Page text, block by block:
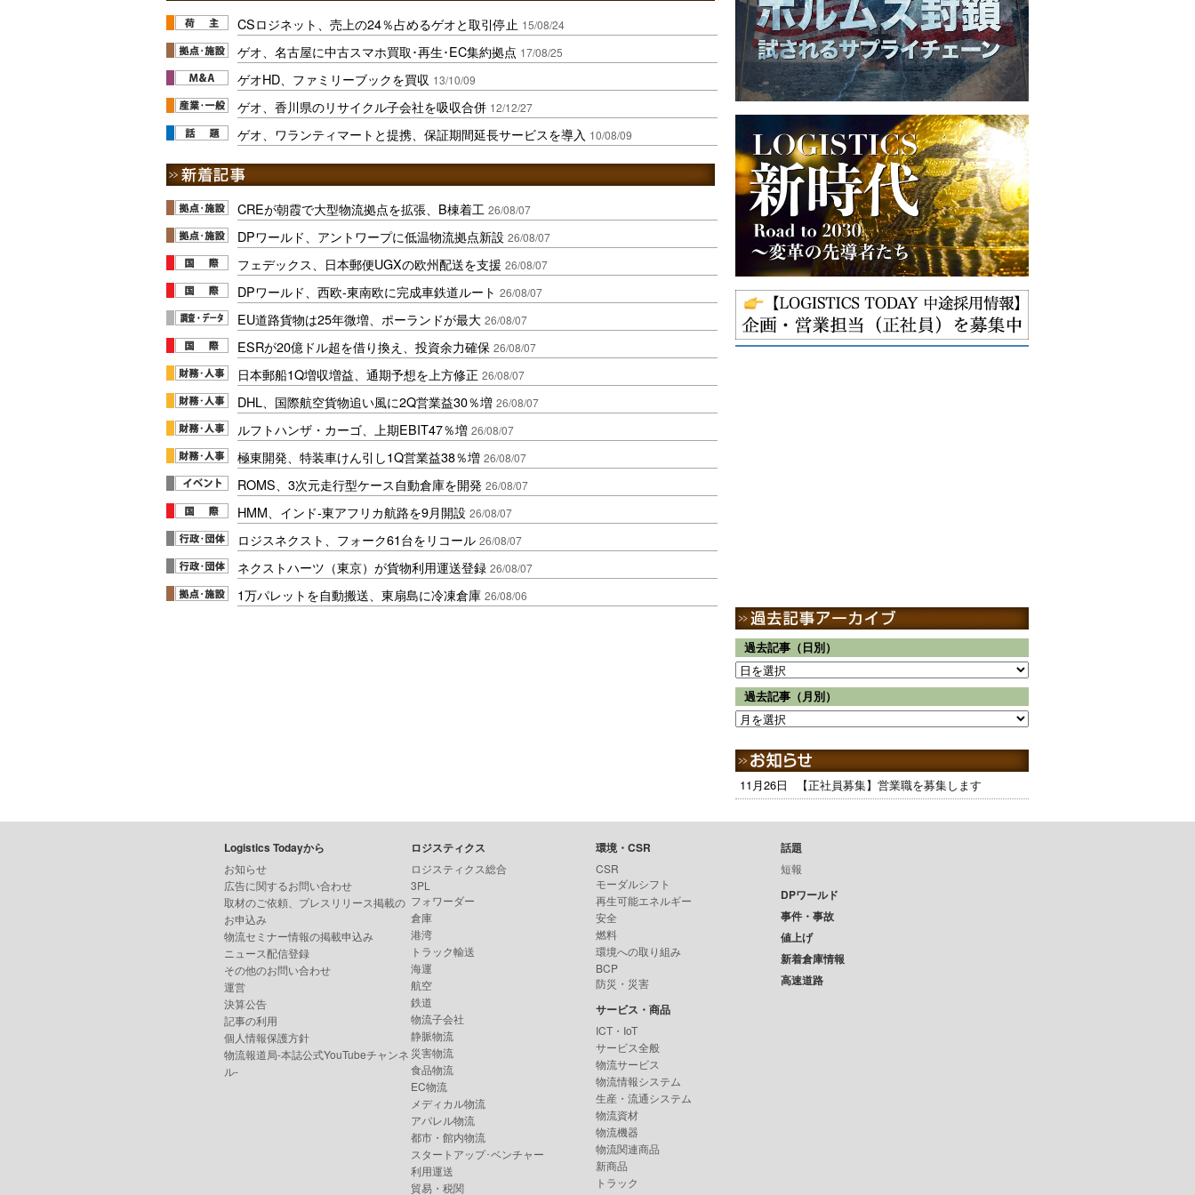
CSロジネット、売上の24％占めるゲオと取引停止 15/08/24
ゲオ、名古屋に中古スマホ買取･再生･EC集約拠点 17/08/25
ゲオHD、ファミリーブックを買収 13/10/09
ゲオ、香川県のリサイクル子会社を吸収合併 12/12/27
ゲオ、ワランティマートと提携、保証期間延長サービスを導入 10/08/09
CREが朝霞で大型物流拠点を拡張、B棟着工 26/08/07
DPワールド、アントワープに低温物流拠点新設 26/08/07
フェデックス、日本郵便UGXの欧州配送を支援 26/08/07
DPワールド、西欧-東南欧に完成車鉄道ルート 26/08/07
EU道路貨物は25年微増、ポーランドが最大 26/08/07
ESRが20億ドル超を借り換え、投資余力確保 26/08/07
日本郵船1Q増収増益、通期予想を上方修正 26/08/07
DHL、国際航空貨物追い風に2Q営業益30％増 26/08/07
ルフトハンザ・カーゴ、上期EBIT47％増 26/08/07
極東開発、特装車けん引し1Q営業益38％増 26/08/07
ROMS、3次元走行型ケース自動倉庫を開発 26/08/07
HMM、インド-東アフリカ航路を9月開設 26/08/07
ロジスネクスト、フォーク61台をリコール 26/08/07
ネクストハーツ（東京）が貨物利用運送登録 26/08/07
1万パレットを自動搬送、東扇島に冷凍倉庫 26/08/06
過去記事（日別）
過去記事（月別）
11月26日 【正社員募集】営業職を募集します
Logistics Todayから
お知らせ
広告に関するお問い合わせ
取材のご依頼、プレスリリース掲載の
お申込み
物流セミナー情報の掲載申込み
ニュース配信登録
その他のお問い合わせ
運営
決算公告
記事の利用
個人情報保護方針
物流報道局-本誌公式YouTubeチャンネ
ル-
ロジスティクス
ロジスティクス総合
3PL
フォワーダー
倉庫
港湾
トラック輸送
海運
航空
鉄道
物流子会社
静脈物流
災害物流
食品物流
EC物流
メディカル物流
アパレル物流
都市・館内物流
スタートアップ･ベンチャー
利用運送
貿易・税関
環境・CSR
CSR
モーダルシフト
再生可能エネルギー
安全
燃料
環境への取り組み
BCP
防災・災害
サービス・商品
ICT・IoT
サービス全般
物流サービス
物流情報システム
生産・流通システム
物流資材
物流機器
物流関連商品
新商品
トラック
話題
短報
DPワールド
事件・事故
値上げ
新着倉庫情報
高速道路